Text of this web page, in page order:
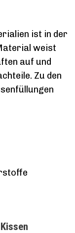
ist in der
weist
auf und
Zu den